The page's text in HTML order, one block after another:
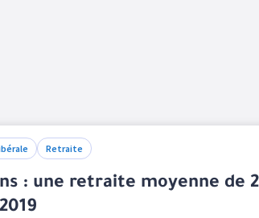
Retraite
: une retraite moyenne de